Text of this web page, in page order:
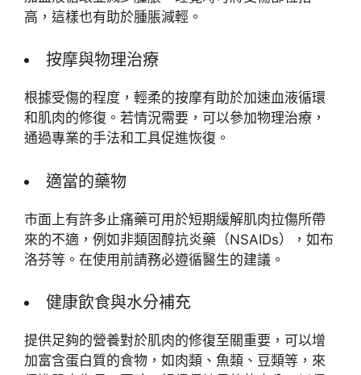
高，這樣也有助於腫脹減輕。
按摩與物理治療
根據受傷的程度，輕柔的按摩有助於加速血液循環
和肌肉的修復。若情況需要，可以參加物理治療，
通過專業的手法和工具促進恢復。
適當的藥物
市面上有許多止痛藥可用於短期緩解肌肉拉傷所帶
來的不適，例如非類固醇抗炎藥（NSAIDs），如布
洛芬等。在使用前請務必遵循醫生的建議。
健康飲食與水分補充
提供足夠的營養對於肌肉的修復至關重要，可以增
加富含蛋白質的食物，如肉類、魚類、豆類等，來